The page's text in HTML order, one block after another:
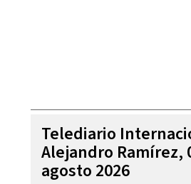
Telediario
Alejandro Ramírez,
agosto 2026